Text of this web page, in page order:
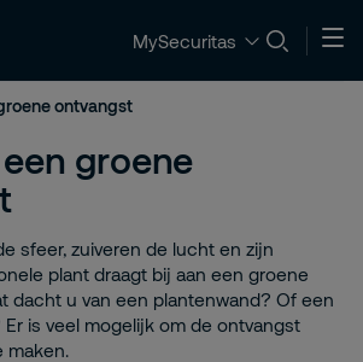
MySecuritas
ontvangst
groene
sfeer, zuiveren de lucht en zijn
plant draagt bij aan een groene
dacht u van een plantenwand? Of een
is veel mogelijk om de ontvangst
maken.